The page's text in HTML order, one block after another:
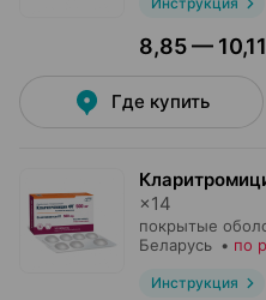
8,85 —
Где купить
×14
покрытые
Беларусь • по
Инструкция